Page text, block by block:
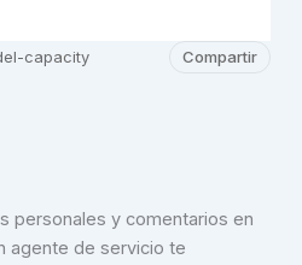
capacity Compartir
personales y comentarios en
agente de servicio te